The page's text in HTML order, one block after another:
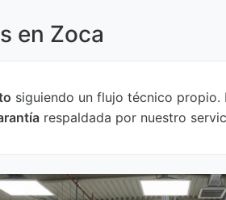
en Zoca
siguiendo un flujo técnico propio.
respaldada por nuestro